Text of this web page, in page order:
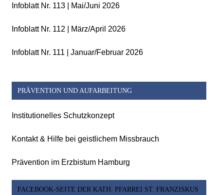
Infoblatt Nr. 113 | Mai/Juni 2026
Infoblatt Nr. 112 | März/April 2026
Infoblatt Nr. 111 | Januar/Februar 2026
PRÄVENTION UND AUFARBEITUNG
Institutionelles Schutzkonzept
Kontakt & Hilfe bei geistlichem Missbrauch
Prävention im Erzbistum Hamburg
FACEBOOK-SEITE DER KATH. PFARREI ST. FRANZISKUS